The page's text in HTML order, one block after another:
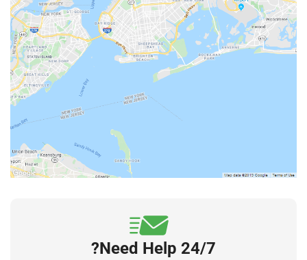
24/7 Need Help?